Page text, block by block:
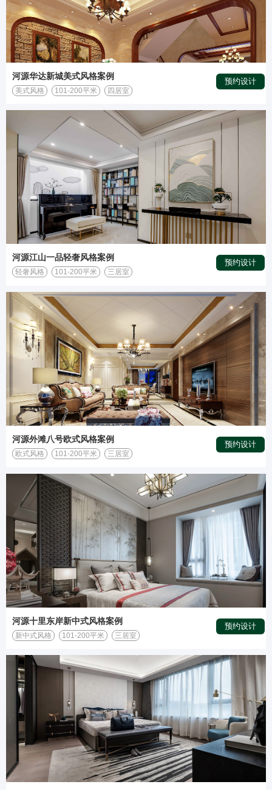
河源华达新城美式风格案例
美式风格 101-200平米 四居室
预约设计
河源江山一品轻奢风格案例
轻奢风格 101-200平米 三居室
预约设计
河源外滩八号欧式风格案例
欧式风格 101-200平米 三居室
预约设计
河源十里东岸新中式风格案例
新中式风格 101-200平米 三居室
预约设计